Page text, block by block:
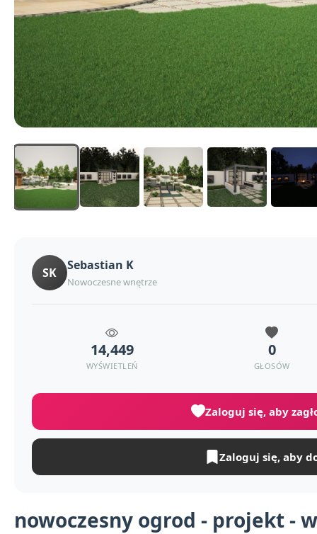
nowoczesny ogrod - projekt -
SK Sebastian K
Nowoczesne wnętrze
14,449
WYŚWIETLEŃ
0
GŁOSÓW
Zaloguj się, aby
Zaloguj się, aby